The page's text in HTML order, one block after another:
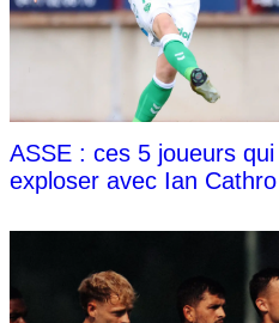
ASSE : ces 5 joueurs
exploser avec Ian Cathro